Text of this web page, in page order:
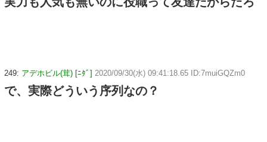
249: アデホビル(茸) [ﾆﾀﾞ] 2020/09/30(水) 09:41:18.65 ID:7muiGQZm0
で、実際どういう序列なの？